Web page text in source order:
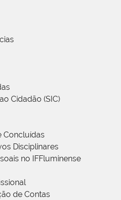
Cidadão (SIC)
Concluídas
Disciplinares
no IFFluminense
de Contas